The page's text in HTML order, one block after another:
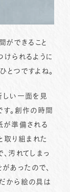
ができること
けられるように
とつですよね。
しい一面を見
す。創作の時間
が準備される
取り組まれた
汚れてしまっ
あったので、
から絵の具は